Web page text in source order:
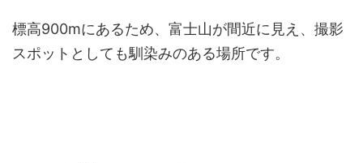
標高900mにあるため、富士山が間近に見え、撮影
スポットとしても馴染みのある場所です。